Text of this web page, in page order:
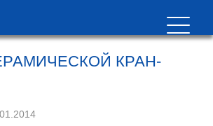
КРАН-